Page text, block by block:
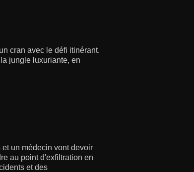
cran avec le défi itinérant.
jungle luxuriante, en
un médecin vont devoir
au point d'exfiltration en
et des